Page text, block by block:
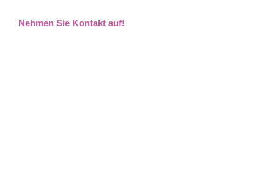
Nehmen Sie Kontakt auf!